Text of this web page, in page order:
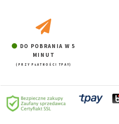
DO POBRANIA W 5
MINUT
(PRZY PŁATNOŚCI TPAY)